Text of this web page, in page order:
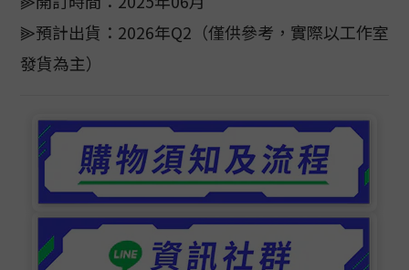
⫸預計出貨：2026年Q2（僅供參考，實際以工作室
發貨為主）